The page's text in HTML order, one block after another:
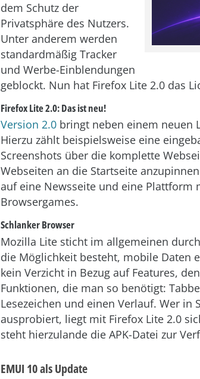
dem Schutz der
Privatsphäre des Nutzers.
Unter anderem werden
standardmäßig Tracker
und Werbe-Einblendungen
geblockt. Nun hat Firefox Lite 2.0 das
Firefox Lite 2.0: Das ist neu!
Version 2.0 bringt neben einem neuen
Hierzu zählt beispielsweise eine
Screenshots über die komplette
Webseiten an die Startseite
auf eine Newsseite und eine Plattform
Browsergames.
Schlanker Browser
Mozilla Lite sticht im allgemeinen
die Möglichkeit besteht, mobile Daten
kein Verzicht in Bezug auf Features,
Funktionen, die man so benötigt:
Lesezeichen und einen Verlauf. Wer in
ausprobiert, liegt mit Firefox Lite 2.0
steht hierzulande die APK-Datei zur
EMUI 10 als Update